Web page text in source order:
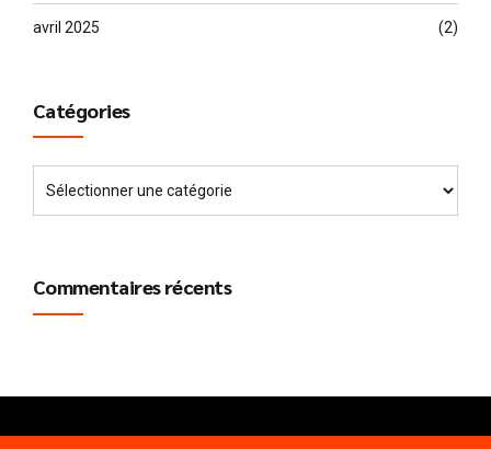
avril 2025 (2)
Catégories
Commentaires récents